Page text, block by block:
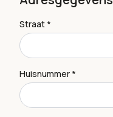
Straat *
Huisnummer *